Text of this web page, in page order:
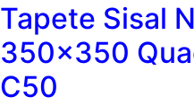
Tapete Sisal
350×350
C50